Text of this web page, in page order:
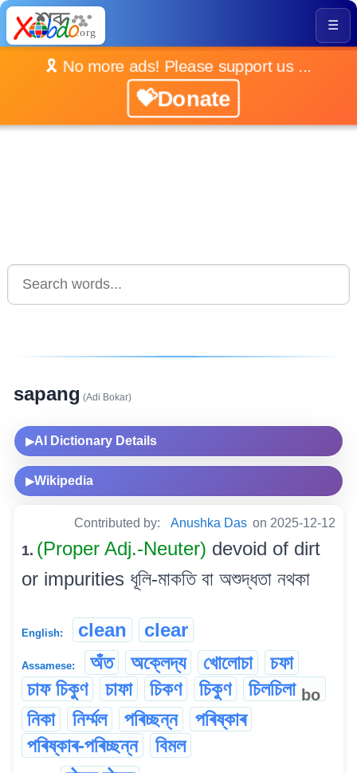
☰
🎗️ No more ads! Please support us ...
💝Donate
sapang (Adi Bokar)
▶AI Dictionary Details
▶Wikipedia
Contributed by: Anushka Das on 2025-12-12
1. (Proper Adj.-Neuter) devoid of dirt
or impurities ধূলি-মাকতি বা অশুদ্ধতা নথকা
English: clean clear
Assamese: অঁত অক্লেদ্য খোলোচা
চফা
চাফ চিকুণ
চাফা চিকণ চিকুণ চিলচিলা bo
নিকা নিৰ্ম্মল পৰিচ্ছন্ন
পৰিষ্কাৰ
পৰিষ্কাৰ-পৰিচ্ছন্ন
বিমল